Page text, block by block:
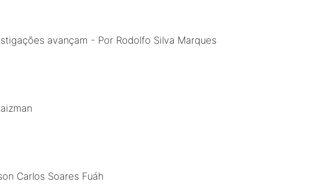
avançam - Por Rodolfo Silva Marques
Carlos Soares Fuáh